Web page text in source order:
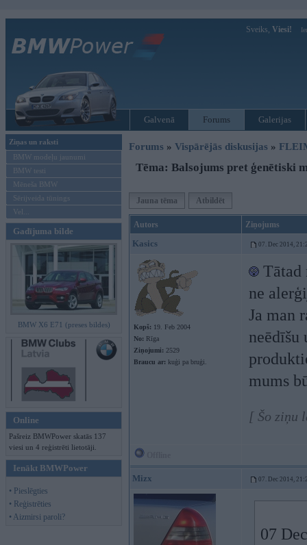
Sveiks, Viesi!
Galvenā Forums Galerijas
Ziņas un raksti
BMW modeļu jaunumi
BMW testi
Mēneša BMW
Sērijveida tūnings
Vel...
Gadījuma bilde
BMW X6 E71 (preses bildes)
Online
Pašreiz BMWPower skatās 137
viesi un 4 reģistrēti lietotāji.
Ienākt BMWPower
• Pieslēgties
• Reģistrēties
• Aizmirsi paroli?
Forums » Vispārējās diskusijas »
Tēma: Balsojums pret ģenētiski
Jauna tēma Atbildēt
Autors Ziņojums
Kasics 07. Dec 2014,
Kopš: 19. Feb 2004
No: Rīga
Ziņojumi: 2529
Braucu ar: kuģi pa bruģi.
Tātad
ne
Ja man
neēdīšu
mums
[ Šo ziņu
Mizx 07. Dec 2014,
07